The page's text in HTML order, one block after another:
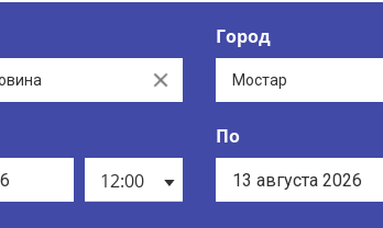
Clear
Город
12:00
По